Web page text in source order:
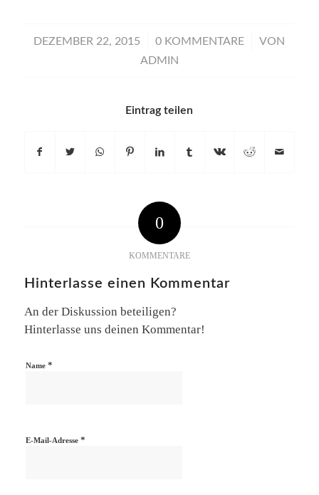
DEZEMBER 22, 2015
/ 0 KOMMENTARE
/
VON
ADMIN
Eintrag teilen
0
KOMMENTARE
Hinterlasse einen Kommentar
An der Diskussion beteiligen?
Hinterlasse uns deinen Kommentar!
Name *
E-Mail-Adresse *